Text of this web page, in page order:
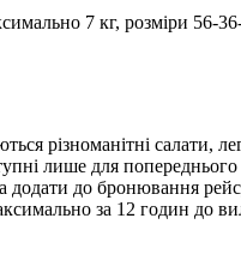
7 кг, розміри 56-
різноманітні салати,
лише для
додати до бронювання
за 12 годин до